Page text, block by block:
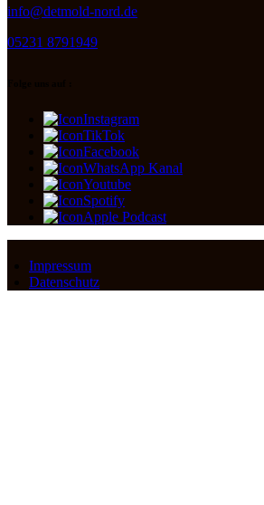
info@detmold-nord.de
05231 8791949
Instagram
TikTok
Facebook
WhatsApp Kanal
Youtube
Spotify
Apple Podcast
Impressum
Datenschutz